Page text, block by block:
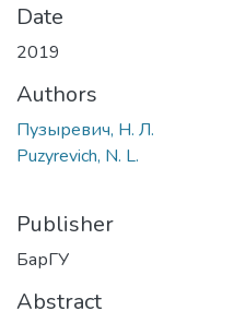
Date
2019
Authors
Пузыревич, Н. Л.
Puzyrevich, N. L.
Publisher
БарГУ
Abstract